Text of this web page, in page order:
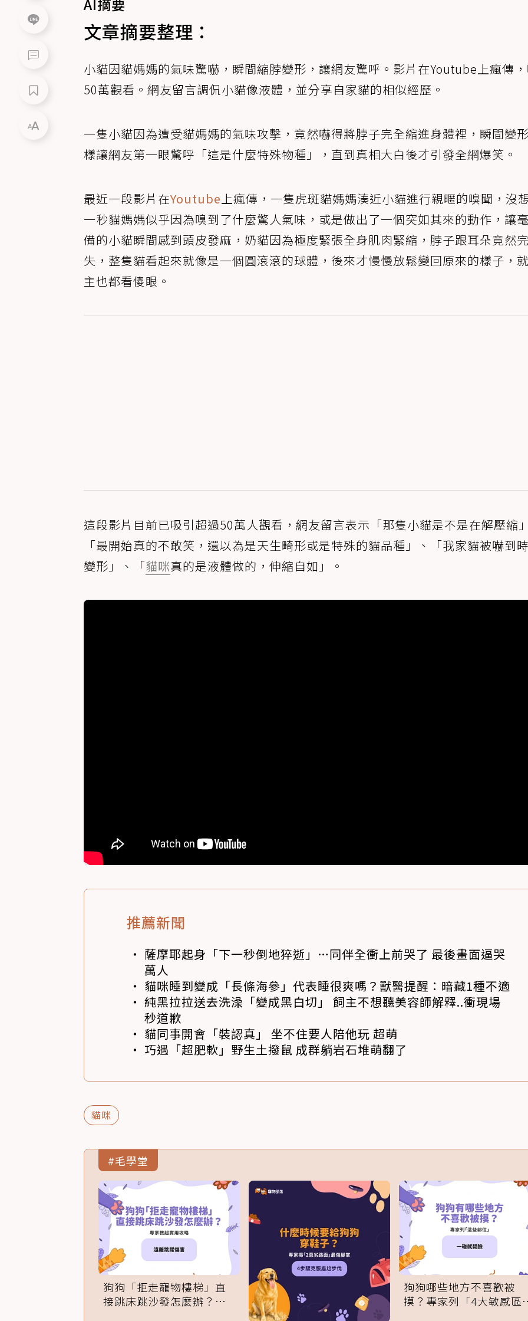
AI摘要
文章摘要整理：
小貓因貓媽媽的氣味驚嚇，瞬間縮脖變形，讓網友驚呼。影片在Youtube上瘋傳
50萬觀看。網友留言調侃小貓像液體，並分享自家貓的相似經歷。
一隻小貓因為遭受貓媽媽的氣味攻擊，竟然嚇得將脖子完全縮進身體裡，瞬間變
樣讓網友第一眼驚呼「這是什麼特殊物種」，直到真相大白後才引發全網爆笑。
最近一段影片在Youtube上瘋傳，一隻虎斑貓媽媽湊近小貓進行親暱的嗅聞，沒
一秒貓媽媽似乎因為嗅到了什麼驚人氣味，或是做出了一個突如其來的動作，讓
備的小貓瞬間感到頭皮發麻，奶貓因為極度緊張全身肌肉緊縮，脖子跟耳朵竟然
失，整隻貓看起來就像是一個圓滾滾的球體，後來才慢慢放鬆變回原來的樣子，
主也都看傻眼。
這段影片目前已吸引超過50萬人觀看，網友留言表示「那隻小貓是不是在解壓縮
「最開始真的不敢笑，還以為是天生畸形或是特殊的貓品種」、「我家貓被嚇到
變形」、「貓咪真的是液體做的，伸縮自如」。
推薦新聞
薩摩耶起身「下一秒倒地猝逝」…同伴全衝上前哭了 最後畫面逼哭
萬人
貓咪睡到變成「長條海參」代表睡很爽嗎？獸醫提醒：暗藏1種不適
純黑拉拉送去洗澡「變成黑白切」 飼主不想聽美容師解釋..衝現場
秒道歉
貓同事開會「裝認真」 坐不住要人陪他玩 超萌
巧遇「超肥軟」野生土撥鼠 成群躺岩石堆萌翻了
貓咪
#毛學堂
狗狗「拒走寵物樓梯」直
接跳床跳沙發怎麼辦？專
狗狗哪些地方不喜歡被
摸？專家列「4大敏感區